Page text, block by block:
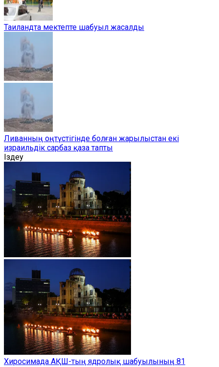
Таиландта мектепте шабуыл жасалды
Ливанның оңтүстігінде болған жарылыстан екі
израильдік сарбаз қаза тапты
Іздеу
Хиросимада АҚШ-тың ядролық шабуылының 81